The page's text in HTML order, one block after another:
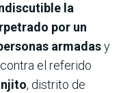
la
por un
armadasy
el referido
, distrito de